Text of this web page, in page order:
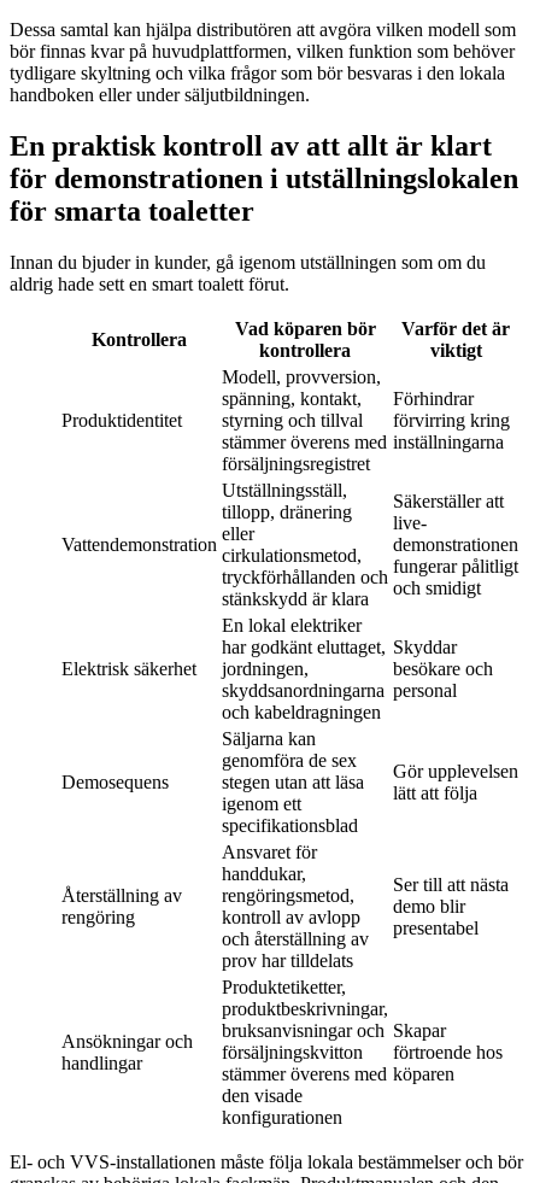
Dessa samtal kan hjälpa distributören att avgöra vilken modell som
bör finnas kvar på huvudplattformen, vilken funktion som behöver
tydligare skyltning och vilka frågor som bör besvaras i den lokala
handboken eller under säljutbildningen.
En praktisk kontroll av att allt är klart
för demonstrationen i utställningslokalen
för smarta toaletter
Innan du bjuder in kunder, gå igenom utställningen som om du
aldrig hade sett en smart toalett förut.
Kontrollera
Vad köparen bör
kontrollera
Varför det är
viktigt
Produktidentitet
Modell, provversion,
spänning, kontakt,
styrning och tillval
stämmer överens med
försäljningsregistret
Förhindrar
förvirring kring
inställningarna
Vattendemonstration
Utställningsställ,
tillopp, dränering
eller
cirkulationsmetod,
tryckförhållanden och
stänkskydd är klara
Säkerställer att
live-
demonstrationen
fungerar pålitligt
och smidigt
Elektrisk säkerhet
En lokal elektriker
har godkänt eluttaget,
jordningen,
skyddsanordningarna
och kabeldragningen
Skyddar
besökare och
personal
Demosequens
Säljarna kan
genomföra de sex
stegen utan att läsa
igenom ett
specifikationsblad
Gör upplevelsen
lätt att följa
Återställning av
rengöring
Ansvaret för
handdukar,
rengöringsmetod,
kontroll av avlopp
och återställning av
prov har tilldelats
Ser till att nästa
demo blir
presentabel
Ansökningar och
handlingar
Produktetiketter,
produktbeskrivningar,
bruksanvisningar och
försäljningskvitton
stämmer överens med
den visade
konfigurationen
Skapar
förtroende hos
köparen
El- och VVS-installationen måste följa lokala bestämmelser och bör